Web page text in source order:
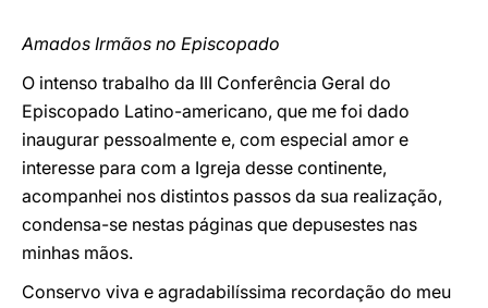
Amados Irmãos no Episcopado
O intenso trabalho da III Conferência Geral do
Episcopado Latino-americano, que me foi dado
inaugurar pessoalmente e, com especial amor e
interesse para com a Igreja desse continente,
acompanhei nos distintos passos da sua realização,
condensa-se nestas páginas que depusestes nas
minhas mãos.
Conservo viva e agradabilíssima recordação do meu